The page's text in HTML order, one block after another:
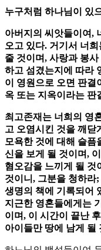
누구처럼 하나님이 있
아버지의 씨앗들이여,
오고 있다. 거기서 너
줄 것이며, 사랑과 봉
하고 섬겼는지에 따라
이 영원으로 오면 판결
옥 또는 지옥이라는 판
최고존재는 너희의 영
고 오염시킨 것을 깨닫
모욕한 것에 대해 슬픔
신을 보게 될 것이며,
혐오감을 느끼게 될 것
것이니, 그분을 청하라
생명의 책에 기록되어
지근한 영혼들에게는
이며, 이 시간이 끝난
아이들만 땅에 남게 될